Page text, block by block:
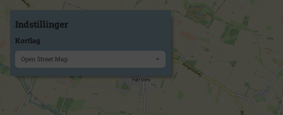
Indstillinger
Kortlag
Open Street Map